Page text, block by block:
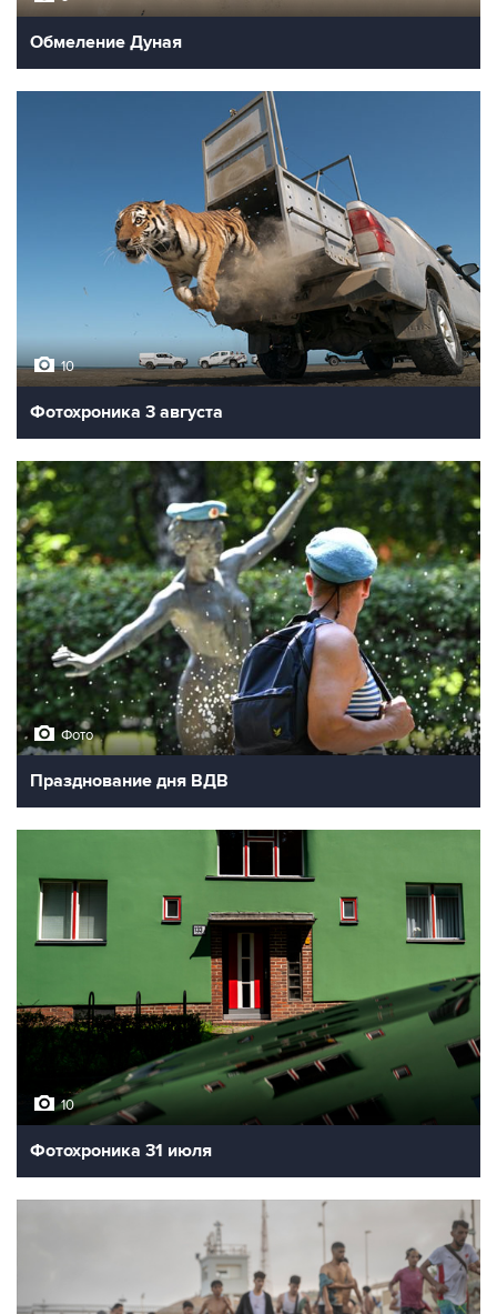
Обмеление Дуная
10
Фотохроника 3 августа
Фото
Празднование дня ВДВ
10
Фотохроника 31 июля